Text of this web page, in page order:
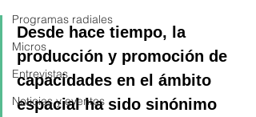
Programas radiales
Micros
Entrevistas
Noticias y eventos
Desde hace tiempo, la
producción y promoción de
capacidades en el ámbito
espacial ha sido sinónimo